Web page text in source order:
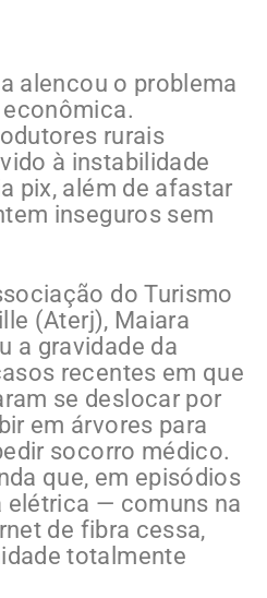
alencou o problema
rurais
à instabilidade
pix, além de afastar
inseguros sem
do Turismo
(Aterj), Maiara
a gravidade da
recentes em que
se deslocar por
em árvores para
socorro médico.
que, em episódios
elétrica — comuns na
de fibra cessa,
totalmente